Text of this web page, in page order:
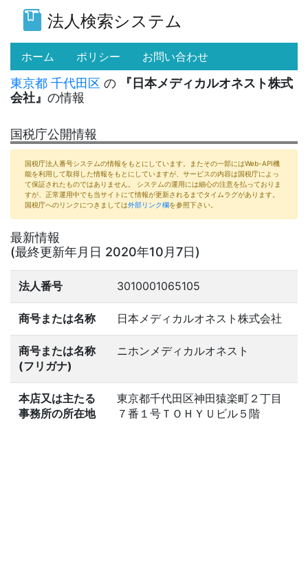
法人検索システム
ホーム (current)
ポリシー お問い合わせ
東京都 千代田区 の
『日本メディカルオネスト株式
会社』 の情報
国税庁公開情報
国税庁法人番号システムの情報をもとにしています。またその一部にはWeb-API機
能を利用して取得した情報をもとにしていますが、サービスの内容は国税庁によっ
て保証されたものではありません。 システムの運用には細心の注意を払っておりま
すが、正常運用中でも当サイトにて情報が更新されるまでタイムラグがあります。
国税庁へのリンクにつきましては外部リンク欄を参照下さい。
最新情報
(最終更新年月日 2020年10月7日)
法人番号 3010001065105
商号または名称 日本メディカルオネスト株式会社
商号または名称
(フリガナ)
ニホンメディカルオネスト
本店又は主たる
事務所の所在地
東京都千代田区神田猿楽町２丁目
７番１号ＴＯＨＹＵビル５階